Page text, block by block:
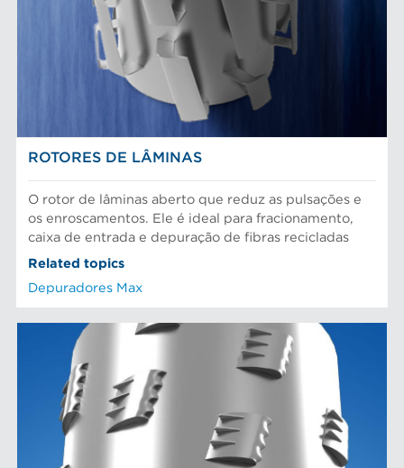
ROTORES DE LÂMINAS
O rotor de lâminas aberto que reduz as pulsações e
os enroscamentos. Ele é ideal para fracionamento,
caixa de entrada e depuração de fibras recicladas
Related topics
Depuradores Max